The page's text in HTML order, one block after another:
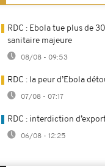
RDC : Ebola tue plus de
sanitaire majeure
08/08 - 09:53
RDC : la peur d’Ebola
07/08 - 07:17
RDC : interdiction
06/08 - 12:25